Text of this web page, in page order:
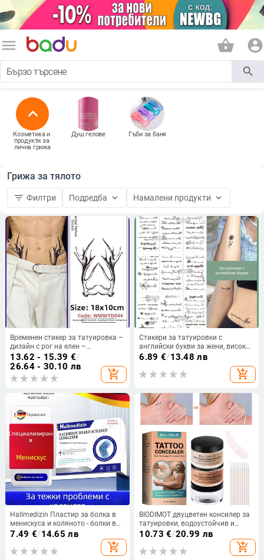
menu shopping_basket account_circle
search
expand_less
Козметика и
продукти за
лична грижа
Душ гелове Гъби за баня
Грижа за тялото
filter_list Филтри Подредба keyboard_arrow_down Намалени продукти keyboard_arrow_down
Временен стикер за татуировка –
дизайн с рог на елен –
Guangzhou xiangrun марка,
произход: Континентален Китай,
Без персонализация, Внос: Не
13.62 - 15.39 €/
26.64 - 30.10 лв
add_shopping_cart
Стикери за татуировки с
английски букви за жени, висок
клас, малки, свежи и готини,
водоустойчиви, устойчиви на
пот, дълготрайни, с малки
6.89 €/13.48 лв
add_shopping_cart
Hallmedizin Пластир за болка в
менискуса и коляното - болки в
крака и колянната става,
разкъсване, натрупване на
течност и подуване.
7.49 €/14.65 лв
add_shopping_cart
BIODIMOT двуцветен консилер за
татуировки, водоустойчив и
дълготраен, покрива белези и
дефекти, незабележим крем
10.73 €/20.99 лв
add_shopping_cart